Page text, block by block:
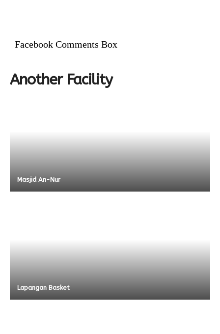
Facebook Comments Box
Another Facility
Masjid An-Nur
Lapangan Basket